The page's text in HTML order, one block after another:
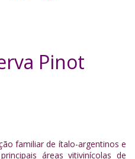
Pinot
familiar de ítalo-argentinos e
áreas vitivinícolas de